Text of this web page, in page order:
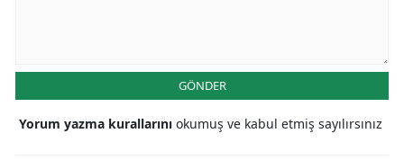
Malatya
GÖNDER
Yorum yazma kurallarını okumuş ve kabul etmiş sayılırsınız